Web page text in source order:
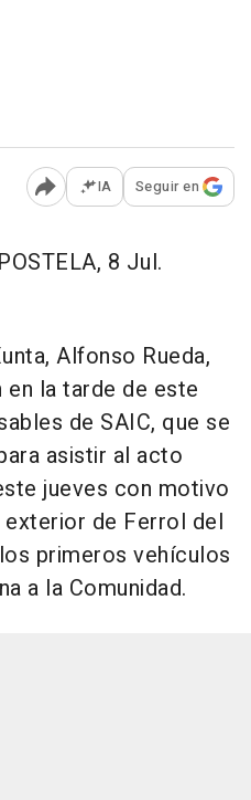
Abrir opciones para
IA Seguir en
8 Jul.
Alfonso Rueda,
en la tarde de este
de SAIC, que se
asistir al acto
jueves con motivo
de Ferrol del
primeros vehículos
a la Comunidad.